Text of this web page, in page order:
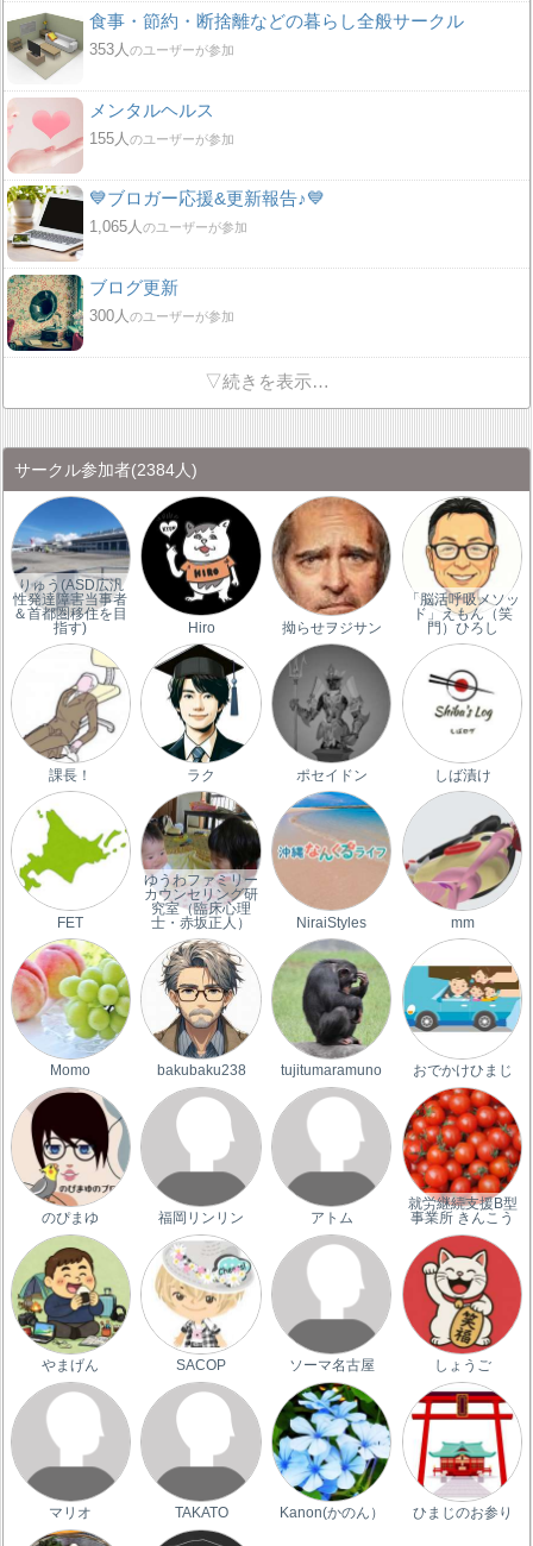
食事・節約・断捨離などの暮らし全般サークル
353人のユーザーが参加
メンタルヘルス
155人のユーザーが参加
💙ブロガー応援&更新報告♪💙
1,065人のユーザーが参加
ブログ更新
300人のユーザーが参加
▽続きを表示…
サークル参加者(2384人)
りゅう(ASD広汎
性発達障害当事者
＆首都圏移住を目
指す)
Hiro 拗らせヲジサン
「脳活呼吸メソッ
ド」えもん（笑
門）ひろし
課長！ ラク ポセイドン しば漬け
FET
ゆうわファミリー
カウンセリング研
究室（臨床心理
士・赤坂正人）
NiraiStyles mm
Momo bakubaku238 tujitumaramuno おでかけひまじ
のぴまゆ 福岡リンリン アトム
就労継続支援B型
事業所 きんこう
やまげん SACOP ソーマ名古屋 しょうご
マリオ TAKATO Kanon(かのん） ひまじのお参り